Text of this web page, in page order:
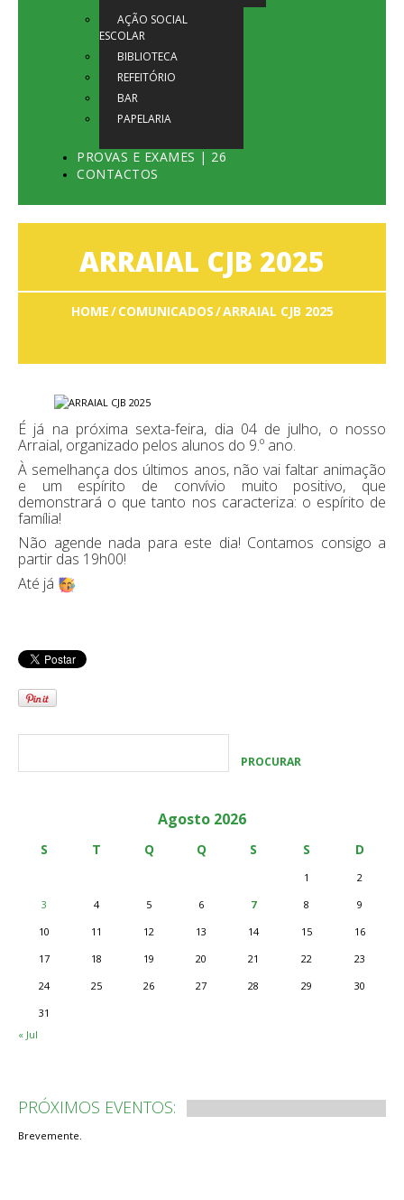
AÇÃO SOCIAL
ESCOLAR
BIBLIOTECA
REFEITÓRIO
BAR
PAPELARIA
PROVAS E EXAMES | 26
CONTACTOS
ARRAIAL CJB 2025
HOME COMUNICADOS ARRAIAL CJB 2025
É já na próxima sexta-feira, dia 04 de julho, o nosso
Arraial, organizado pelos alunos do 9.º ano.
À semelhança dos últimos anos, não vai faltar animação
e um espírito de convívio muito positivo, que
demonstrará o que tanto nos caracteriza: o espírito de
família!
Não agende nada para este dia! Contamos consigo a
partir das 19h00!
Até já
Agosto 2026
S T Q Q S S D
1
2
3
4 5 6 7 8
9
10
11 12 13 14 15
16
17
18 19 20 21 22
23
24
25 26 27 28 29
30
31
« Jul
PRÓXIMOS EVENTOS:
Brevemente.